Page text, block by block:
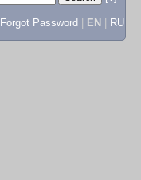
Forgot Password EN RU